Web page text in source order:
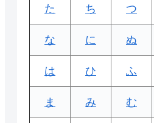
た ち つ
な に ぬ
は ひ ふ
ま み む